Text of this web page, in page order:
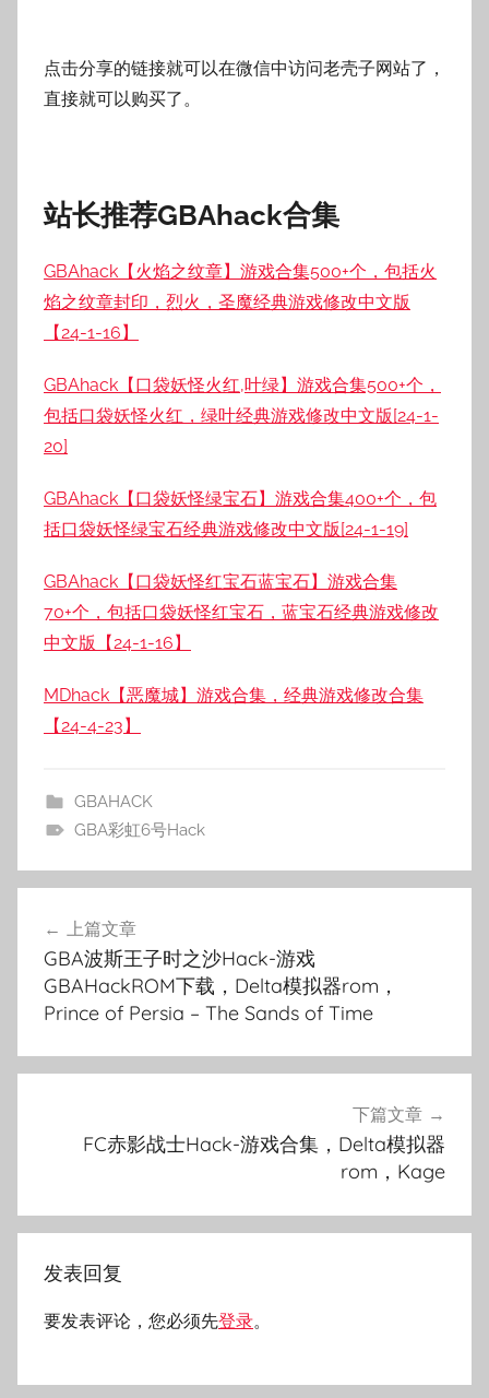
点击分享的链接就可以在微信中访问老壳子网站了，
直接就可以购买了。
站长推荐GBAhack合集
GBAhack【火焰之纹章】游戏合集500+个，包括火
焰之纹章封印，烈火，圣魔经典游戏修改中文版
【24-1-16】
GBAhack【口袋妖怪火红,叶绿】游戏合集500+个，
包括口袋妖怪火红，绿叶经典游戏修改中文版[24-1-
20]
GBAhack【口袋妖怪绿宝石】游戏合集400+个，包
括口袋妖怪绿宝石经典游戏修改中文版[24-1-19]
GBAhack【口袋妖怪红宝石蓝宝石】游戏合集
70+个，包括口袋妖怪红宝石，蓝宝石经典游戏修改
中文版【24-1-16】
MDhack【恶魔城】游戏合集，经典游戏修改合集
【24-4-23】
GBAHACK
GBA彩虹6号Hack
导
上篇文章
GBA波斯王子时之沙Hack-游戏
GBAHackROM下载，Delta模拟器rom，
Prince of Persia – The Sands of Time
下篇文章
FC赤影战士Hack-游戏合集，Delta模拟器
rom，Kage
发表回复
要发表评论，您必须先登录。